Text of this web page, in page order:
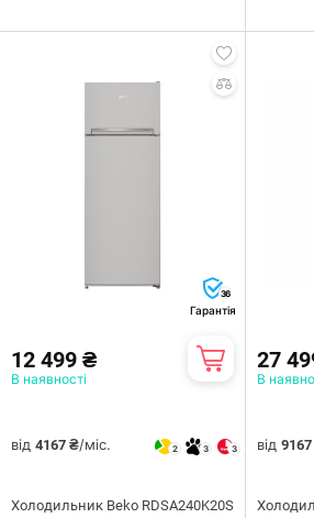
36
Гарантія
12 499 ₴
В наявності
від 4167 ₴/міс. 2 3 3
Холодильник Beko RDSA240K20S
27
В
від